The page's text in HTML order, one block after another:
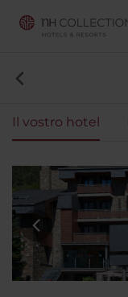
Il vostro hotel